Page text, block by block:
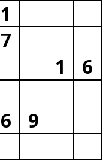
1
7
1
6
6
9